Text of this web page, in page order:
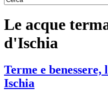
Le acque
d'Ischia
Terme e
Ischia